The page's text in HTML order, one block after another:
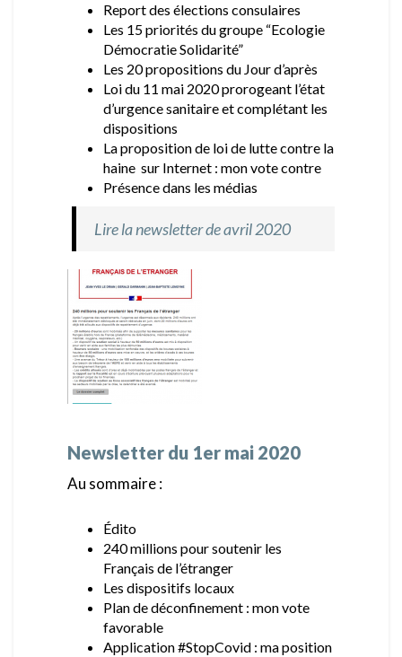
Report des élections consulaires
Les 15 priorités du groupe “Ecologie
Démocratie Solidarité”
Les 20 propositions du Jour d’après
Loi du 11 mai 2020 prorogeant l’état
d’urgence sanitaire et complétant les
dispositions
La proposition de loi de lutte contre la
haine sur Internet : mon vote contre
Présence dans les médias
Lire la newsletter de avril 2020
Newsletter du 1er mai 2020
Au sommaire :
Édito
240 millions pour soutenir les
Français de l’étranger
Les dispositifs locaux
Plan de déconfinement : mon vote
favorable
Application #StopCovid : ma position